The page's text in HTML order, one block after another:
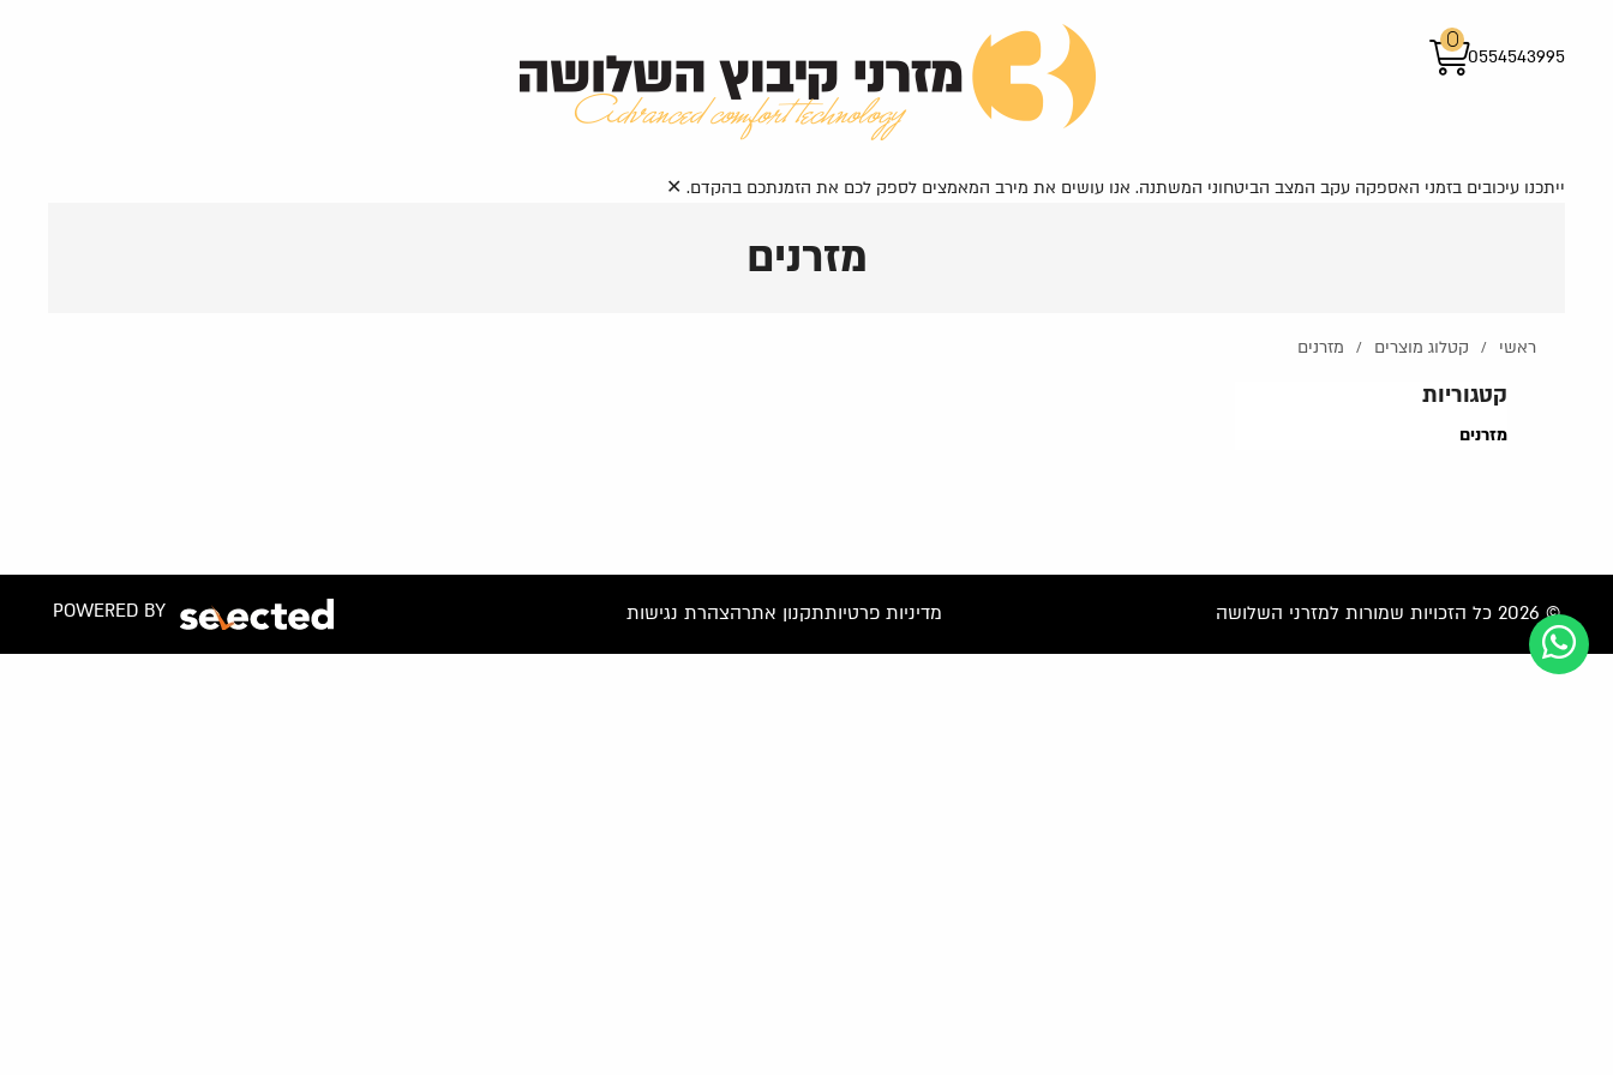
ייתכנו עיכובים בזמני האספקה עקב המצב הביטחוני המשתנה. אנו עושים את מירב המאמצים לספק לכם את הזמנתכם בהקדם. ✕
0554543995
0
מזרנים
ראשי / קטלוג מוצרים / מזרנים
קטגוריות
מזרנים
© 2026 כל הזכויות שמורות למזרני השלושה מדיניות פרטיותתקנון אתרהצהרת נגישות POWERED BY